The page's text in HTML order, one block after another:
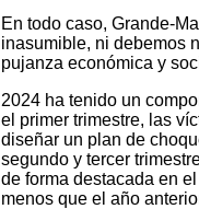
En todo caso, Grande-
inasumible, ni debemos
pujanza económica y
2024 ha tenido un
el primer trimestre, las
diseñar un plan de
segundo y tercer
de forma destacada en
menos que el año